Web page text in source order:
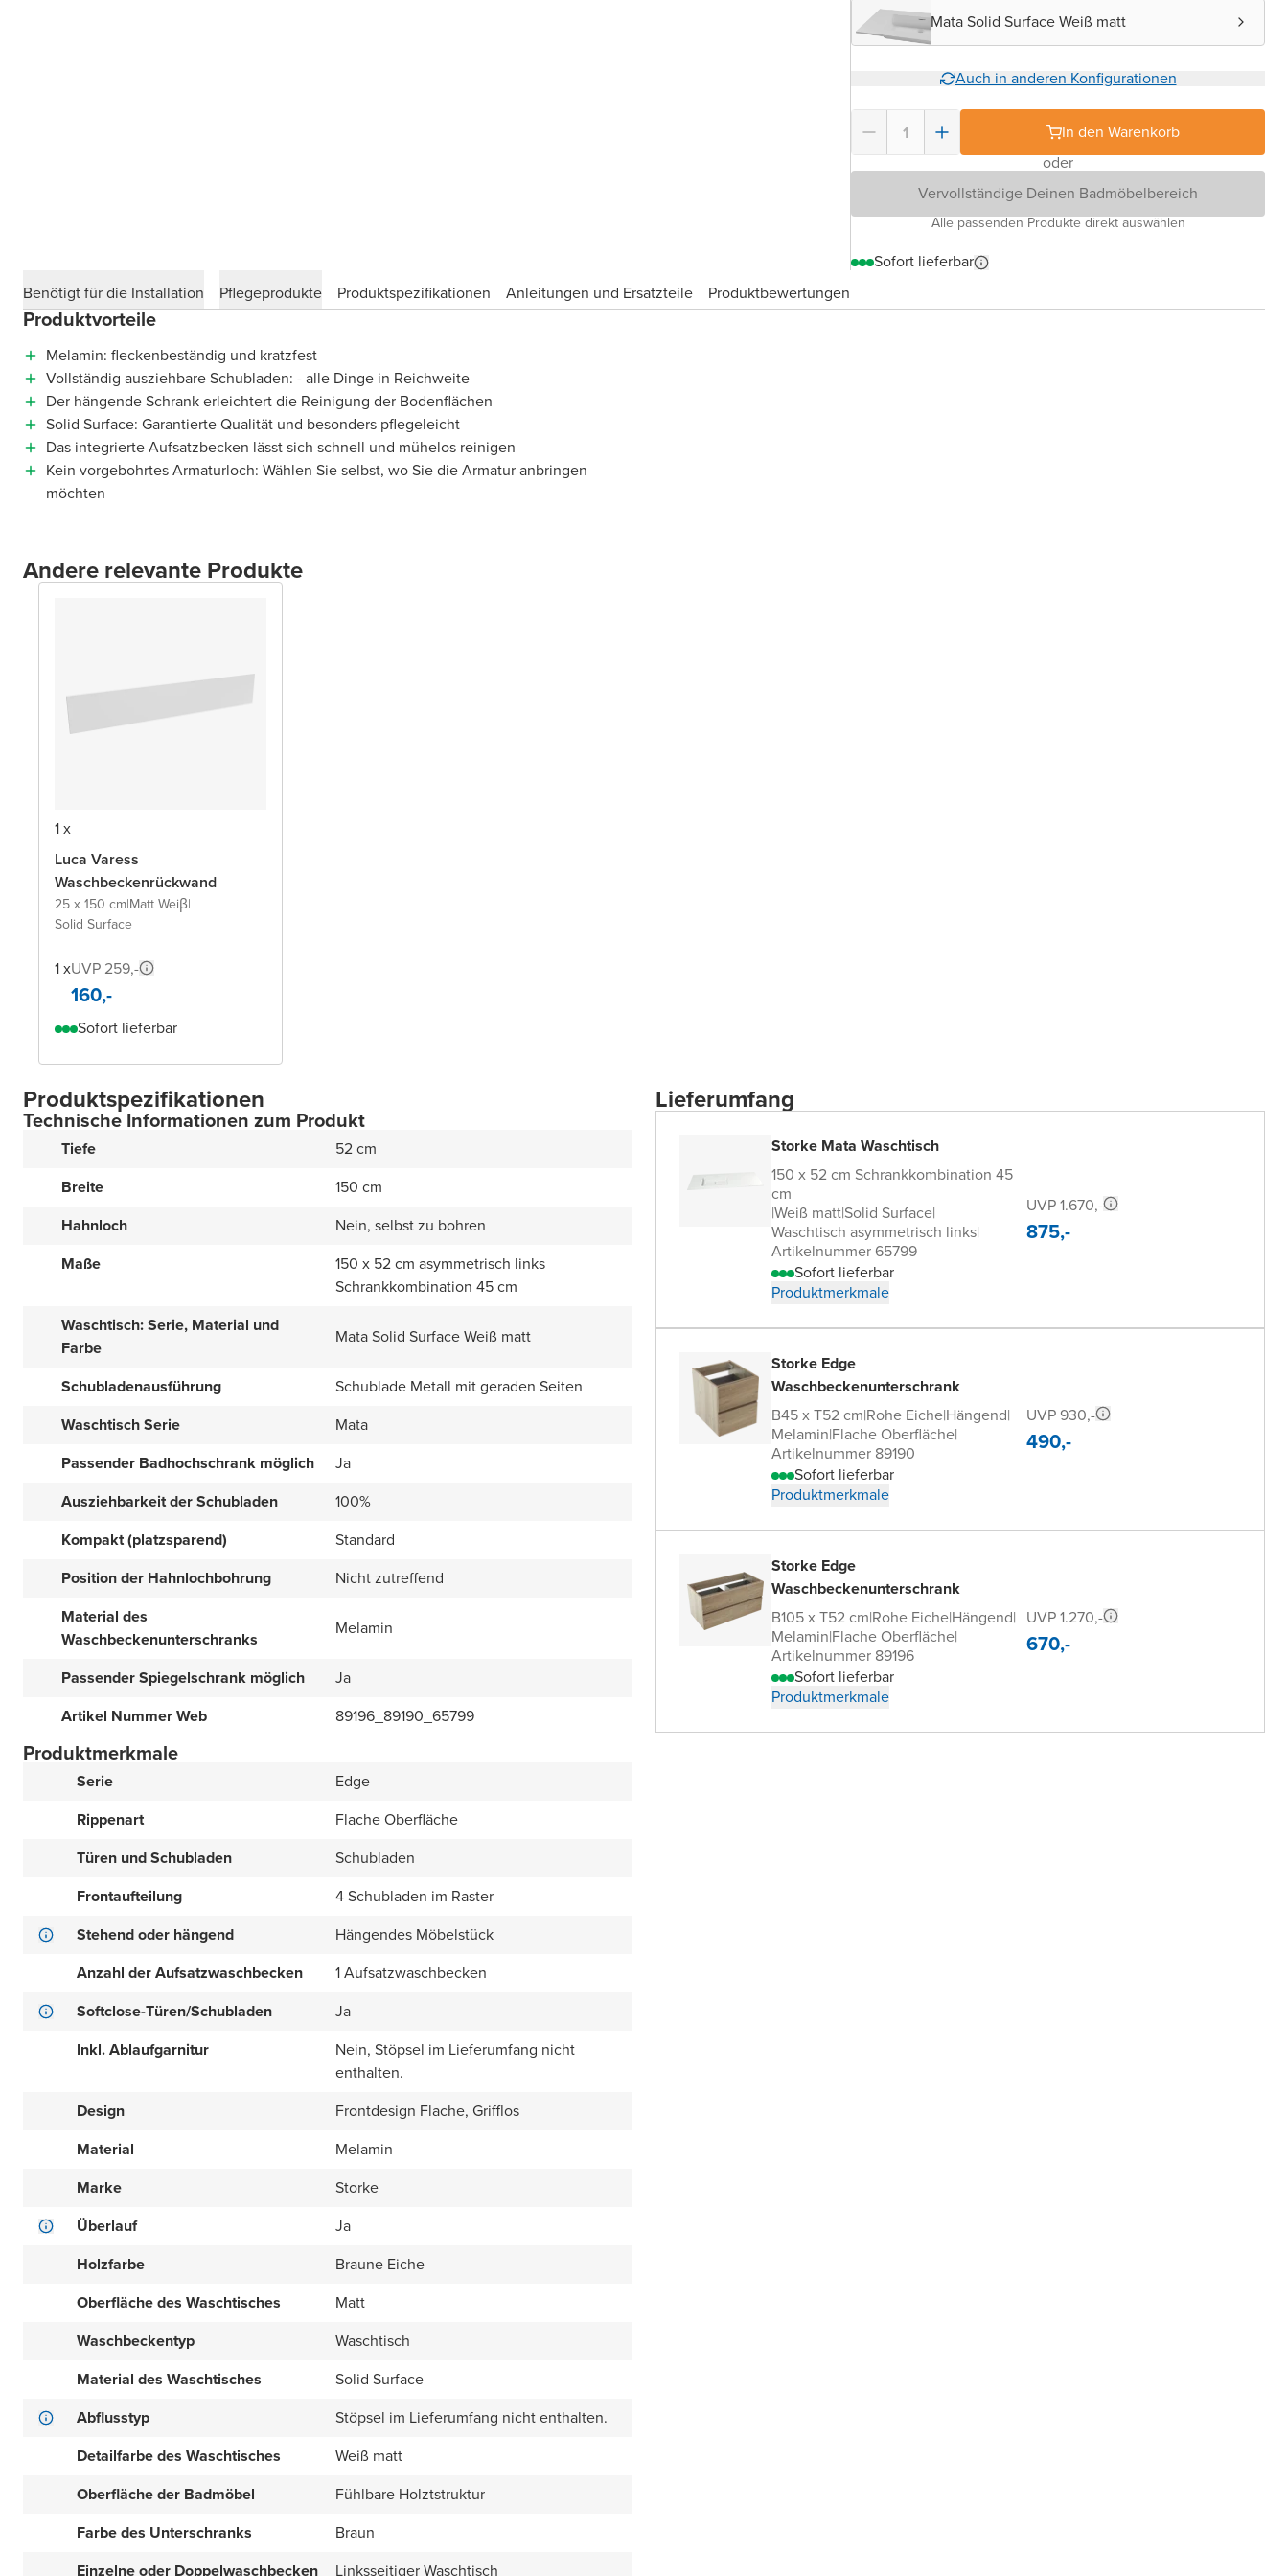
Mata Solid Surface Weiß matt
Auch in anderen Konfigurationen
In den Warenkorb
oder
Vervollständige Deinen Badmöbelbereich
Alle passenden Produkte direkt auswählen
Sofort lieferbar
Benötigt für die Installation
Pflegeprodukte Produktspezifikationen Anleitungen und Ersatzteile Produktbewertungen
Produktvorteile
Melamin: fleckenbeständig und kratzfest
Vollständig ausziehbare Schubladen: - alle Dinge in Reichweite
Der hängende Schrank erleichtert die Reinigung der Bodenflächen
Solid Surface: Garantierte Qualität und besonders pflegeleicht
Das integrierte Aufsatzbecken lässt sich schnell und mühelos reinigen
Kein vorgebohrtes Armaturloch: Wählen Sie selbst, wo Sie die Armatur anbringen
möchten
Andere relevante Produkte
1 x
Luca Varess
Waschbeckenrückwand
25 x 150 cm|Matt Weiβ|
Solid Surface
1 xUVP 259,-
160,-
Sofort lieferbar
Produktspezifikationen
Technische Informationen zum Produkt
Tiefe
52 cm
Breite
150 cm
Hahnloch
Nein, selbst zu bohren
Maße
150 x 52 cm asymmetrisch links
Schrankkombination 45 cm
Waschtisch: Serie, Material und
Farbe
Mata Solid Surface Weiß matt
Schubladenausführung
Schublade Metall mit geraden Seiten
Waschtisch Serie
Mata
Passender Badhochschrank möglich
Ja
Ausziehbarkeit der Schubladen
100%
Kompakt (platzsparend)
Standard
Position der Hahnlochbohrung
Nicht zutreffend
Material des
Waschbeckenunterschranks
Melamin
Passender Spiegelschrank möglich
Ja
Artikel Nummer Web
89196_89190_65799
Produktmerkmale
Serie
Edge
Rippenart
Flache Oberfläche
Türen und Schubladen
Schubladen
Frontaufteilung
4 Schubladen im Raster
Stehend oder hängend
Hängendes Möbelstück
Anzahl der Aufsatzwaschbecken
1 Aufsatzwaschbecken
Softclose-Türen/Schubladen
Ja
Inkl. Ablaufgarnitur
Nein, Stöpsel im Lieferumfang nicht
enthalten.
Design
Frontdesign Flache, Grifflos
Material
Melamin
Marke
Storke
Überlauf
Ja
Holzfarbe
Braune Eiche
Oberfläche des Waschtisches
Matt
Waschbeckentyp
Waschtisch
Material des Waschtisches
Solid Surface
Abflusstyp
Stöpsel im Lieferumfang nicht enthalten.
Detailfarbe des Waschtisches
Weiß matt
Oberfläche der Badmöbel
Fühlbare Holztstruktur
Farbe des Unterschranks
Braun
Einzelne oder Doppelwaschbecken
Linksseitiger Waschtisch
Lieferumfang
Storke Mata Waschtisch
150 x 52 cm Schrankkombination 45
cm
|Weiß matt|Solid Surface|
Waschtisch asymmetrisch links|
Artikelnummer 65799
Sofort lieferbar
Produktmerkmale
UVP 1.670,-
875,-
Storke Edge
Waschbeckenunterschrank
B45 x T52 cm|Rohe Eiche|Hängend|
Melamin|Flache Oberfläche|
Artikelnummer 89190
Sofort lieferbar
Produktmerkmale
UVP 930,-
490,-
Storke Edge
Waschbeckenunterschrank
B105 x T52 cm|Rohe Eiche|Hängend|
Melamin|Flache Oberfläche|
Artikelnummer 89196
Sofort lieferbar
Produktmerkmale
UVP 1.270,-
670,-